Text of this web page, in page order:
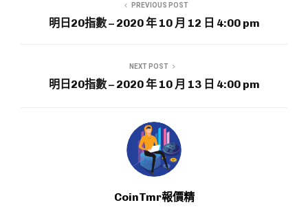
PREVIOUS POST
明日20指數 – 2020 年 10 月 12 日 4:00 pm
NEXT POST
明日20指數 – 2020 年 10 月 13 日 4:00 pm
CoinTmr報價精